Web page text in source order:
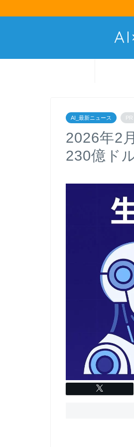
AI_最新ニュース PR
2026年2
230億ド